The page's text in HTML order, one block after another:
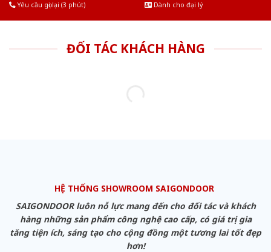
Yêu cầu gọi lại (3 phút)
Dành cho đại lý
ĐỐI TÁC KHÁCH HÀNG
HỆ THỐNG SHOWROOM SAIGONDOOR
SAIGONDOOR luôn nỗ lực mang đến cho đối tác và khách
hàng những sản phẩm công nghệ cao cấp, có giá trị gia
tăng tiện ích, sáng tạo cho cộng đồng một tương lai tốt đẹp
hơn!